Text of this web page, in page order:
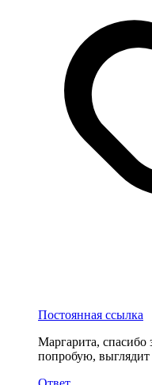
Постоянная ссылка
Маргарита, спасибо
попробую, выглядит